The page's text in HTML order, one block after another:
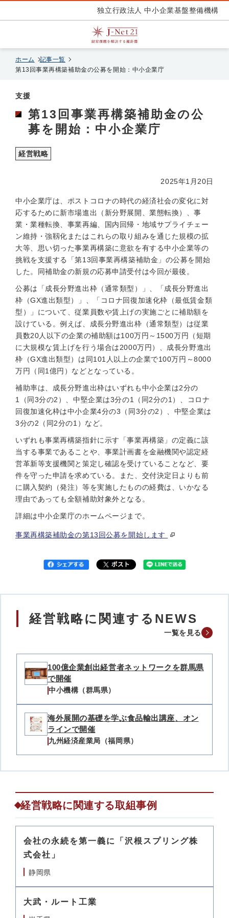
独立行政法人 中小企業基盤整備機構
ホーム
記事一覧
第13回事業再構築補助金の公募を開始：中小企業庁
支援
第13回事業再構築補助金の公
募を開始：中小企業庁
経営戦略
2025年1月20日
中小企業庁は、ポストコロナの時代の経済社会の変化に対
応するために新市場進出（新分野展開、業態転換）、事
業・業種転換、事業再編、国内回帰・地域サプライチェー
ン維持・強靱化またはこれらの取り組みを通じた規模の拡
大等、思い切った事業再構築に意欲を有する中小企業等の
挑戦を支援する「第13回事業再構築補助金」の公募を開始
した。同補助金の新規の応募申請受付は今回が最後。
公募は「成長分野進出枠（通常類型）」、「成長分野進出
枠（GX進出類型）」、「コロナ回復加速化枠（最低賃金類
型）」について、従業員数や賃上げの実施ごとに補助額を
設けている。例えば、成長分野進出枠（通常類型）は従業
員数20人以下の企業の補助額は100万円～1500万円（短期
に大規模な賃上げを行う場合は2000万円）、成長分野進出
枠（GX進出類型）は同101人以上の企業で100万円～8000
万円（同1億円）などとなっている。
補助率は、成長分野進出枠はいずれも中小企業は2分の
1（同3分の2）、中堅企業は3分の1（同2分の1）、コロナ
回復加速化枠は中小企業4分の3（同3分の2）、中堅企業は
3分の2（同2分の1）など。
いずれも事業再構築指針に示す「事業再構築」の定義に該
当する事業であることや、事業計画書を金融機関や認定経
営革新等支援機関と策定し確認を受けていることなど、要
件を守った申請を求めている。また、交付決定日よりも前
に購入契約（発注）等を実施したものの経費は、いかなる
理由であっても全額補助対象外となる。
詳細は中小企業庁のホームページまで。
事業再構築補助金の第13回公募を開始します
経営戦略に関連するNEWS
一覧を見る
100億企業創出経営者ネットワークを群馬県
で開催
中小機構（群馬県）
海外展開の基礎を学ぶ食品輸出講座、オン
ラインで開催
九州経済産業局（福岡県）
経営戦略に関連する取組事例
会社の永続を第一義に「沢根スプリング株
式会社」
静岡県
大武・ルート工業